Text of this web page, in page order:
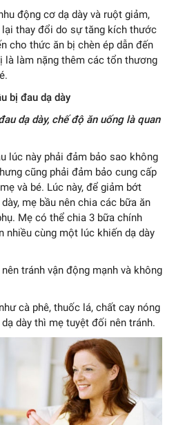
động cơ dạ dày và ruột giảm,
lại thay đổi do sự tăng kích thước
cho thức ăn bị chèn ép dẫn đến
là làm nặng thêm các tổn thương
bị đau dạ dày
dạ dày, chế độ ăn uống là quan
lúc này phải đảm bảo sao không
cũng phải đảm bảo cung cấp
và bé. Lúc này, để giảm bớt
mẹ bầu nên chia các bữa ăn
Mẹ có thể chia 3 bữa chính
nhiều cùng một lúc khiến dạ dày
tránh vận động mạnh và không
cà phê, thuốc lá, chất cay nóng
dày thì mẹ tuyệt đối nên tránh.